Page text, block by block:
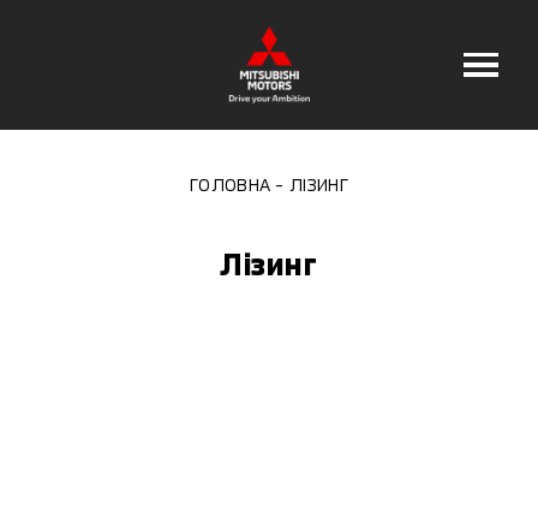
ГОЛОВНА ЛІЗИНГ
Лізинг